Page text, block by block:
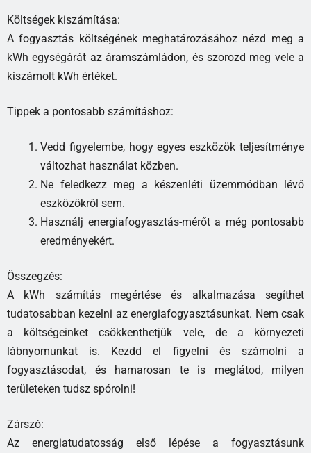
Költségek kiszámítása:
A fogyasztás költségének meghatározásához nézd meg a
kWh egységárát az áramszámládon, és szorozd meg vele a
kiszámolt kWh értéket.
Tippek a pontosabb számításhoz:
Vedd figyelembe, hogy egyes eszközök teljesítménye
változhat használat közben.
Ne feledkezz meg a készenléti üzemmódban lévő
eszközökről sem.
Használj energiafogyasztás-mérőt a még pontosabb
eredményekért.
Összegzés:
A kWh számítás megértése és alkalmazása segíthet
tudatosabban kezelni az energiafogyasztásunkat. Nem csak
a költségeinket csökkenthetjük vele, de a környezeti
lábnyomunkat is. Kezdd el figyelni és számolni a
fogyasztásodat, és hamarosan te is meglátod, milyen
területeken tudsz spórolni!
Zárszó:
Az energiatudatosság első lépése a fogyasztásunk